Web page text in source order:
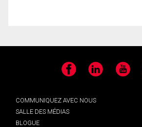
Facebook LinkedIn YouTube
COMMUNIQUEZ AVEC NOUS
SALLE DES MÉDIAS
BLOGUE